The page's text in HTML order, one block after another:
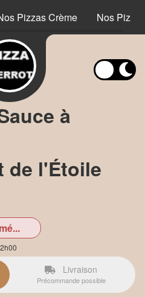
Pizzas Crème Nos
à
de l'Étoile
Livraison
Précommande possible